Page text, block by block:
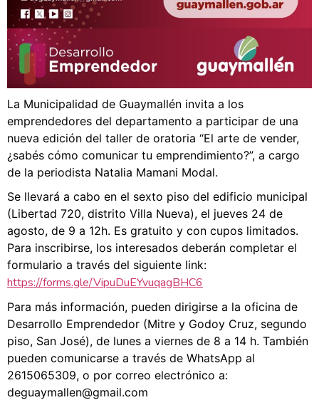
La Municipalidad de Guaymallén invita a los
emprendedores del departamento a participar de una
nueva edición del taller de oratoria “El arte de vender,
¿sabés cómo comunicar tu emprendimiento?”, a cargo
de la periodista Natalia Mamani Modal.
Se llevará a cabo en el sexto piso del edificio municipal
(Libertad 720, distrito Villa Nueva), el jueves 24 de
agosto, de 9 a 12h. Es gratuito y con cupos limitados.
Para inscribirse, los interesados deberán completar el
formulario a través del siguiente link:
https://forms.gle/VipuDuEYvuqagBHC6
Para más información, pueden dirigirse a la oficina de
Desarrollo Emprendedor (Mitre y Godoy Cruz, segundo
piso, San José), de lunes a viernes de 8 a 14 h. También
pueden comunicarse a través de WhatsApp al
2615065309, o por correo electrónico a:
deguaymallen@gmail.com